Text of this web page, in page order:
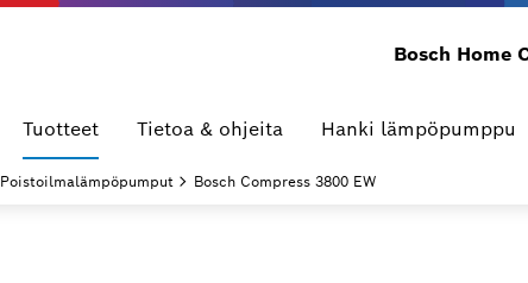
Bosch Home
Tuotteet Tietoa & ohjeita Hanki lämpöpumppu
Poistoilmalämpöpumput Bosch Compress 3800 EW